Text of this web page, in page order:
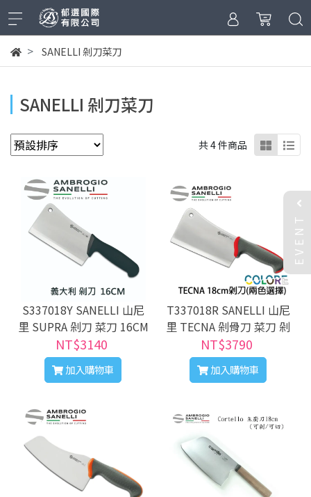
SANELLI 剁刀菜刀
SANELLI 剁刀菜刀
共 4 件商品
S337018Y SANELLI 山尼
里 SUPRA 剁刀 菜刀 16CM
18CM 多色可選
NT$3140
加入購物車
T337018R SANELLI 山尼
里 TECNA 剁骨刀 菜刀 剁
刀 18CM 兩色選擇
NT$3790
加入購物車
EVENT